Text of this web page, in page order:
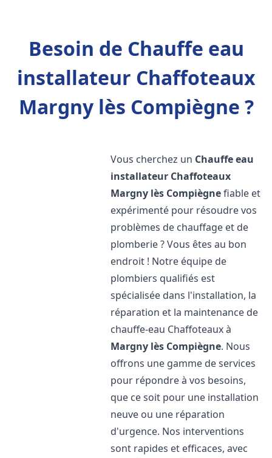
Besoin de Chauffe eau
installateur Chaffoteaux
Margny lès Compiègne ?
Vous cherchez un Chauffe eau
installateur Chaffoteaux
Margny lès Compiègnefiable et
expérimenté pour résoudre vos
problèmes de chauffage et de
plomberie ? Vous êtes au bon
endroit ! Notre équipe de
plombiers qualifiés est
spécialisée dans l'installation, la
réparation et la maintenance de
chauffe-eau Chaffoteaux à
Margny lès Compiègne. Nous
offrons une gamme de services
pour répondre à vos besoins,
que ce soit pour une installation
neuve ou une réparation
d'urgence. Nos interventions
sont rapides et efficaces, avec